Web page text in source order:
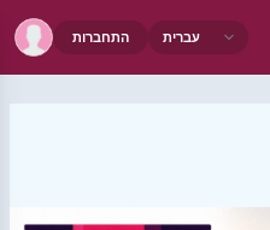
התחברות